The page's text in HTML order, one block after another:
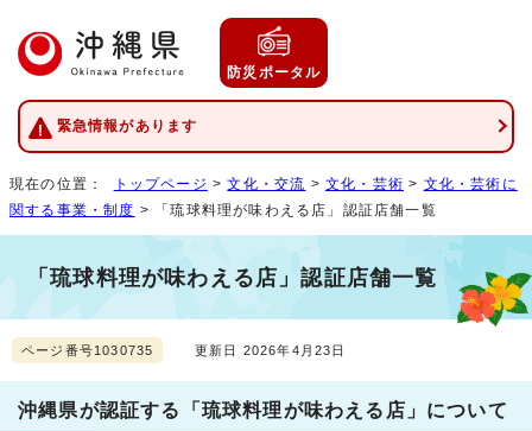
防災ポータル
緊急情報があります
現在の位置： トップページ >文化・交流 >文化・芸術 > 文化・芸術に
関する事業・制度 > 「琉球料理が味わえる店」認証店舗一覧
「琉球料理が味わえる店」認証店舗一覧
ページ番号1030735 更新日 2026年4月23日
沖縄県が認証する「琉球料理が味わえる店」について